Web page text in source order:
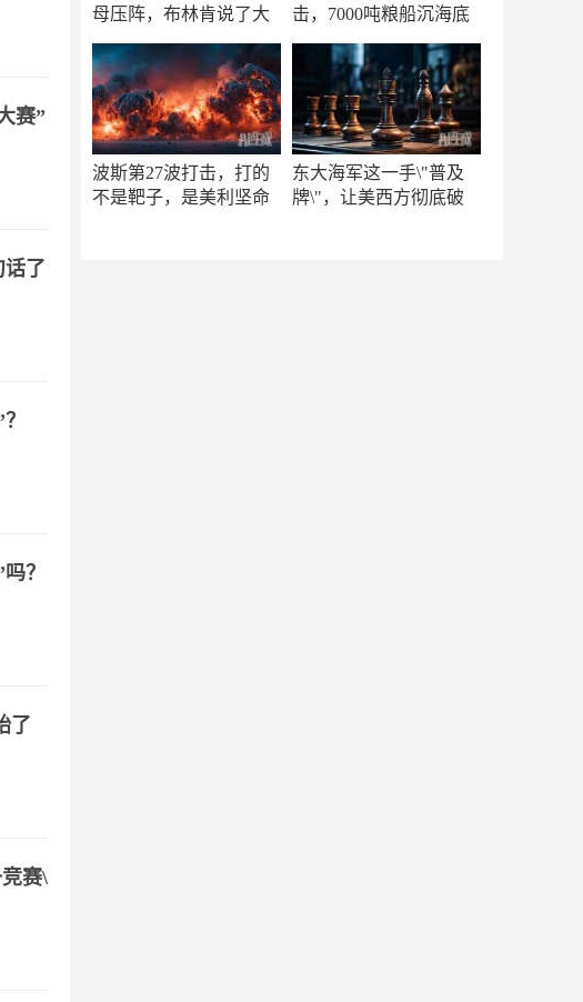
母压阵，布林肯说了大
击，7000吨粮船沉海底
波斯第27波打击，打的
不是靶子，是美利坚命
东大海军这一手\"普及
牌\"，让美西方彻底破
赛”
了
？
了
赛\"